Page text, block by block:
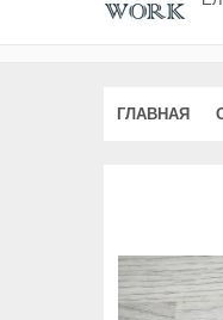
ГЛАВНАЯ